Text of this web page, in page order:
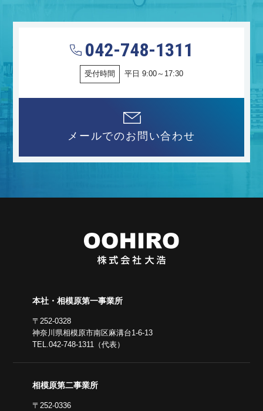
042-748-1311
受付時間 平日 9:00～17:30
メールでのお問い合わせ
本社・相模原第一事業所
〒252-0328
神奈川県相模原市南区麻溝台1-6-13
TEL.042-748-1311（代表）
相模原第二事業所
〒252-0336